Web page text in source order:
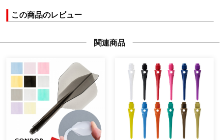
この商品のレビュー
関連商品